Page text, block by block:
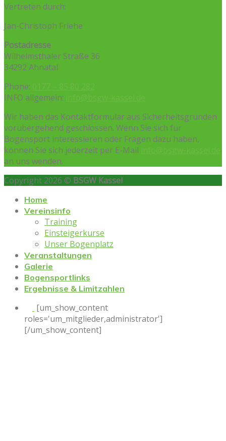
Vertreten durch:
Jan-Christoph Friehe
Postadresse
Wilhelmsthaler Straße 36
34292 Ahnatal
Phone: 0177 – 85 80 282
INFO allgemein: info@bsgw-kassel.de
Wir haben das Kontaktformular aus Sicherheitsgründen
vorübergehend geschlossen. Wenn Sie sich für
Bogensport interessieren oder Fragen dazu haben,
können Sie sich jederzeit per E-Mail info@bsgw-kassel.de
an uns wenden.
Copyright 2026 © BSGW Kassel
Home
Vereinsinfo
Training
Einsteigerkurse
Unser Bogenplatz
Veranstaltungen
Galerie
Bogensportlinks
Ergebnisse & Limitzahlen
[um_show_content
roles='um_mitglieder,administrator']
[/um_show_content]